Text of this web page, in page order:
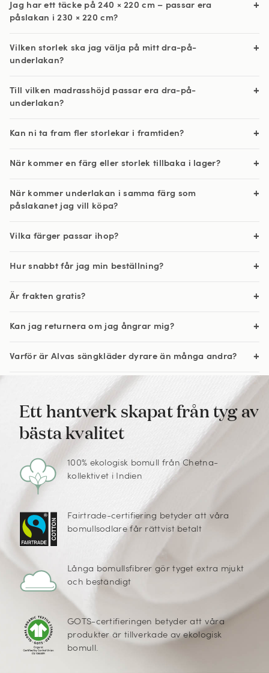
Jag har ett täcke på 240 × 220 cm – passar era
påslakan i 230 × 220 cm?
Vilken storlek ska jag välja på mitt dra-på-
underlakan?
Till vilken madrasshöjd passar era dra-på-
underlakan?
Kan ni ta fram fler storlekar i framtiden?
När kommer en färg eller storlek tillbaka i lager?
När kommer underlakan i samma färg som
påslakanet jag vill köpa?
Vilka färger passar ihop?
Hur snabbt får jag min beställning?
Är frakten gratis?
Kan jag returnera om jag ångrar mig?
Varför är Alvas sängkläder dyrare än många andra?
Ett hantverk skapat från tyg av
bästa kvalitet
100% ekologisk bomull från Chetna-
kollektivet i Indien
Fairtrade-certifiering betyder att våra
bomullsodlare får rättvist betalt
Långa bomullsfibrer gör tyget extra mjukt
och beständigt
GOTS-certifieringen betyder att våra
produkter är tillverkade av ekologisk
bomull.